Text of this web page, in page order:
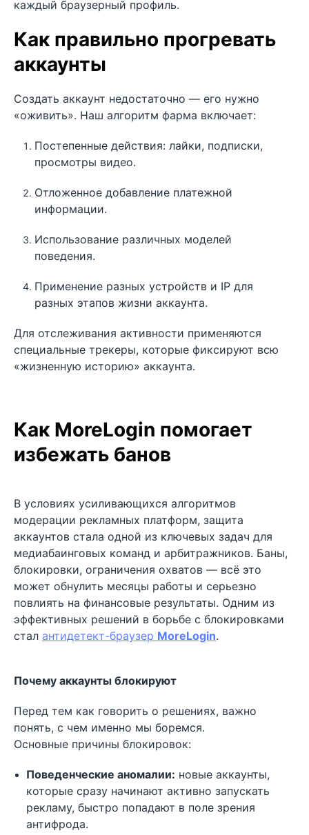
каждый браузерный профиль.
Как правильно прогревать
аккаунты
Создать аккаунт недостаточно — его нужно
«оживить». Наш алгоритм фарма включает:
Постепенные действия: лайки, подписки,
просмотры видео.
Отложенное добавление платежной
информации.
Использование различных моделей
поведения.
Применение разных устройств и IP для
разных этапов жизни аккаунта.
Для отслеживания активности применяются
специальные трекеры, которые фиксируют всю
«жизненную историю» аккаунта.
Как MoreLogin помогает
избежать банов
В условиях усиливающихся алгоритмов
модерации рекламных платформ, защита
аккаунтов стала одной из ключевых задач для
медиабаинговых команд и арбитражников. Баны,
блокировки, ограничения охватов — всё это
может обнулить месяцы работы и серьезно
повлиять на финансовые результаты. Одним из
эффективных решений в борьбе с блокировками
стал антидетект-браузер MoreLogin.
Почему аккаунты блокируют
Перед тем как говорить о решениях, важно
понять, с чем именно мы боремся.
Основные причины блокировок:
Поведенческие аномалии: новые аккаунты,
которые сразу начинают активно запускать
рекламу, быстро попадают в поле зрения
антифрода.